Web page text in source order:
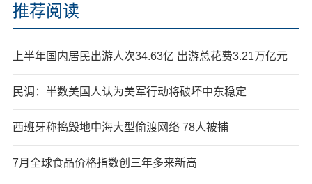
推荐阅读
上半年国内居民出游人次34.63亿 出游总花费3.21万亿元
民调：半数美国人认为美军行动将破坏中东稳定
西班牙称捣毁地中海大型偷渡网络 78人被捕
7月全球食品价格指数创三年多来新高